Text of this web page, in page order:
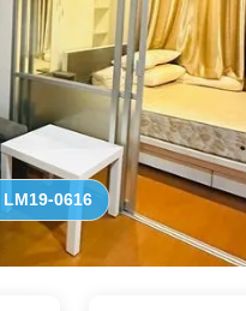
LM19-0616